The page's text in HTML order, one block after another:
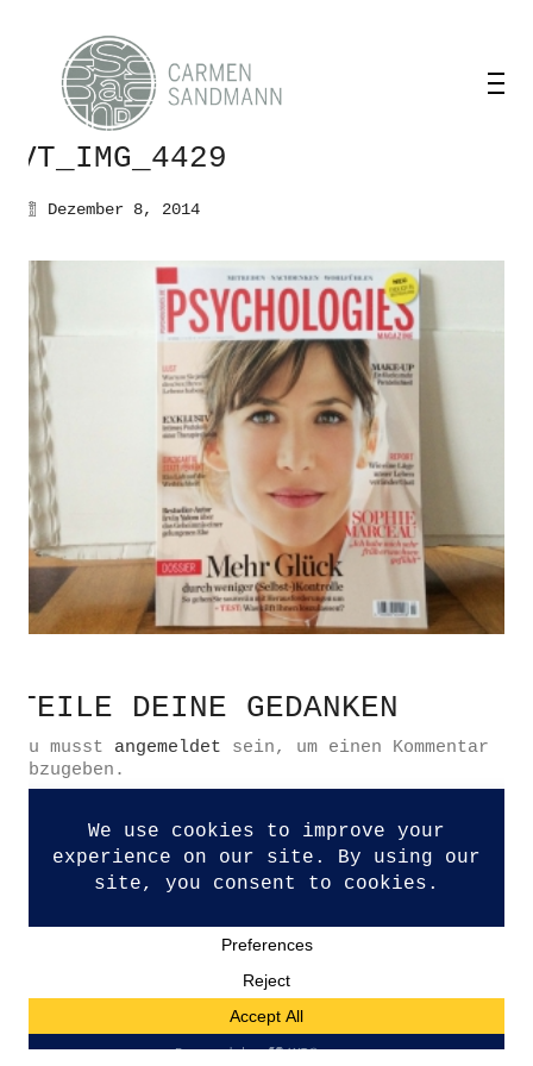
VT_IMG_4429
Dezember 8, 2014
TEILE DEINE GEDANKEN
Du musst angemeldet sein, um einen Kommentar
abzugeben.
Impressum
Kontakt
© Copyright 2026. All Rights Reserved.